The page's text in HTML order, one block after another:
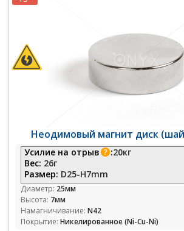
Неодимовый магнит диск
Усилие на отрыв :20кг
Вес: 26г
Размер: D25-H7mm
Диаметр: 25мм
Высота: 7мм
Намагничивание: N42
Покрытие: Никелированное (Ni-Cu-Ni)